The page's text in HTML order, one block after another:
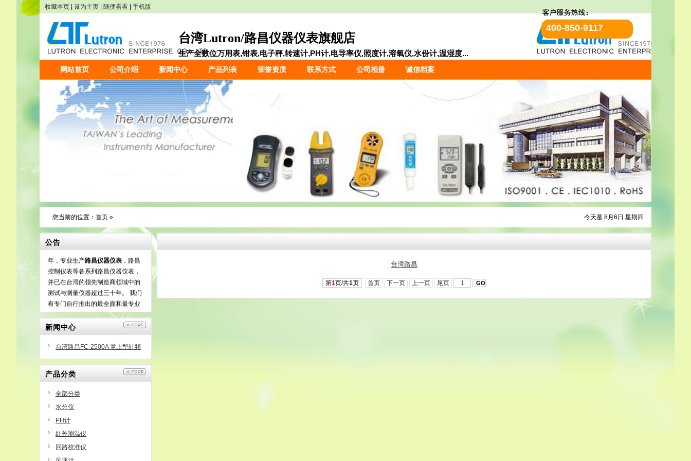
收藏本页 设为主页 随便看看 手机版
400-850-9117
台湾Lutron/路昌仪器仪表旗舰店
生产全数位万用表,钳表,电子秤,转速计,PH计,电导率仪,照度计,溶氧仪,水份计,温湿度...
网站首页 公司介绍 新闻中心 产品列表 荣誉资质 联系方式 公司相册 诚信档案
今天是 8月6日 星期四
您当前的位置： 首页 »
公告
台湾路昌官网
年，专业生产路昌仪器仪表 ，路昌
控制仪表等各系列路昌仪器仪表，
并已在台湾的领先制造商领域中的
测试与测量仪器超过三十年。 我们
有专门自行推出的最全面和最专业
的市场手段，而且几乎95％的产品
出口到70多个国家的世界。
新闻中心
台湾路昌FC-2500A 掌上型計頻
器
产品分类
全部分类
水分仪
PH计
红外测温仪
回路校准仪
台湾路昌
第1页/共1页 首页 下一页 上一页 尾页